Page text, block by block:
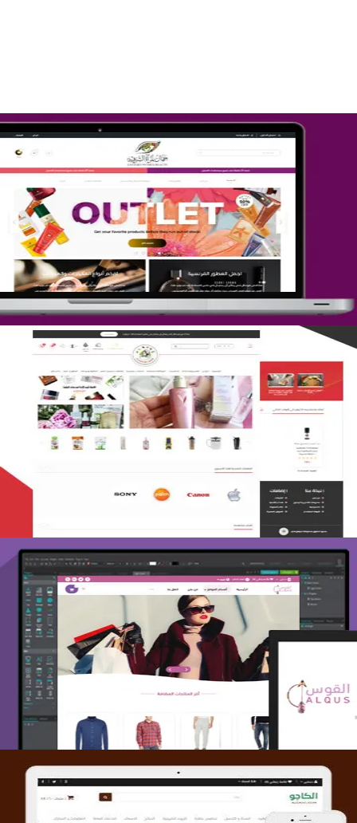
تصميم متجر جمال المرأة الشرقية
التفاصيل
تصميم متجر لمار
التفاصيل
تصميم متجر القوس
التفاصيل